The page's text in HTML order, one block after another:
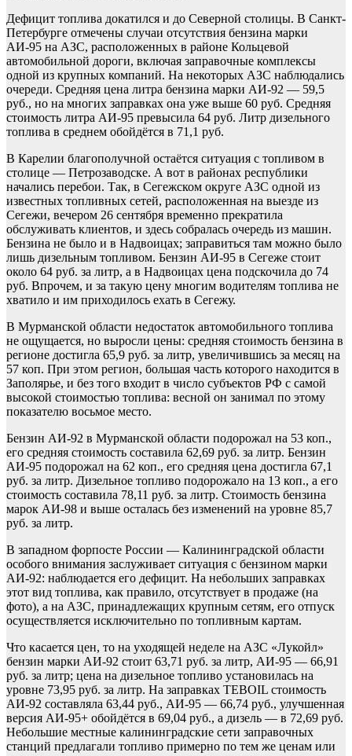
Дефицит топлива докатился и до Северной столицы. В Санкт-
Петербурге отмечены случаи отсутствия бензина марки
АИ-95 на АЗС, расположенных в районе Кольцевой
автомобильной дороги, включая заправочные комплексы
одной из крупных компаний. На некоторых АЗС наблюдались
очереди. Средняя цена литра бензина марки АИ-92 — 59,5
руб., но на многих заправках она уже выше 60 руб. Средняя
стоимость литра АИ-95 превысила 64 руб. Литр дизельного
топлива в среднем обойдётся в 71,1 руб.
В Карелии благополучной остаётся ситуация с топливом в
столице — Петрозаводске. А вот в районах республики
начались перебои. Так, в Сегежском округе АЗС одной из
известных топливных сетей, расположенная на выезде из
Сегежи, вечером 26 сентября временно прекратила
обслуживать клиентов, и здесь собралась очередь из машин.
Бензина не было и в Надвоицах; заправиться там можно было
лишь дизельным топливом. Бензин АИ-95 в Сегеже стоит
около 64 руб. за литр, а в Надвоицах цена подскочила до 74
руб. Впрочем, и за такую цену многим водителям топлива не
хватило и им приходилось ехать в Сегежу.
В Мурманской области недостаток автомобильного топлива
не ощущается, но выросли цены: средняя стоимость бензина в
регионе достигла 65,9 руб. за литр, увеличившись за месяц на
57 коп. При этом регион, большая часть которого находится в
Заполярье, и без того входит в число субъектов РФ с самой
высокой стоимостью топлива: весной он занимал по этому
показателю восьмое место.
Бензин АИ-92 в Мурманской области подорожал на 53 коп.,
его средняя стоимость составила 62,69 руб. за литр. Бензин
АИ-95 подорожал на 62 коп., его средняя цена достигла 67,1
руб. за литр. Дизельное топливо подорожало на 13 коп., а его
стоимость составила 78,11 руб. за литр. Стоимость бензина
марок АИ-98 и выше осталась без изменений на уровне 85,7
руб. за литр.
В западном форпосте России — Калининградской области
особого внимания заслуживает ситуация с бензином марки
АИ-92: наблюдается его дефицит. На небольших заправках
этот вид топлива, как правило, отсутствует в продаже (на
фото), а на АЗС, принадлежащих крупным сетям, его отпуск
осуществляется исключительно по топливным картам.
Что касается цен, то на уходящей неделе на АЗС «Лукойл»
бензин марки АИ-92 стоит 63,71 руб. за литр, АИ-95 — 66,91
руб. за литр; цена на дизельное топливо установилась на
уровне 73,95 руб. за литр. На заправках TEBOIL стоимость
АИ-92 составляла 63,44 руб., АИ-95 — 66,74 руб., улучшенная
версия АИ-95+ обойдётся в 69,04 руб., а дизель — в 72,69 руб.
Небольшие местные калининградские сети заправочных
станций предлагали топливо примерно по тем же ценам или